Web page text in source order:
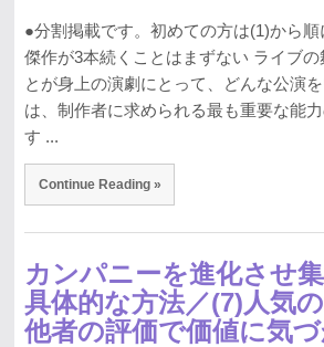
●分割掲載です。初めての方は(1)から順
傑作が3本続くことはまずない ライブの
とが身上の演劇にとって、どんな公演
は、制作者に求められる最も重要な能
す ...
Continue Reading »
カンパニーを進化させ
具体的な方法／(7)人気
他者の評価で価値に気